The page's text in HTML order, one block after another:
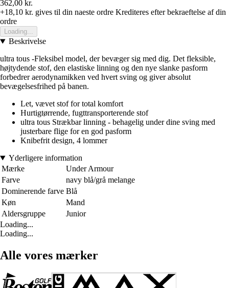
362,00 kr.
+18,10 kr. gives til din naeste ordre Krediteres efter bekraeftelse af din
ordre
Loading...
Beskrivelse
ultra tous -Fleksibel model, der bevæger sig med dig. Det fleksible,
højtydende stof, den elastiske linning og den nye slanke pasform
forbedrer aerodynamikken ved hvert sving og giver absolut
bevægelsesfrihed på banen.
Let, vævet stof for total komfort
Hurtigtørrende, fugttransporterende stof
ultra tous Strækbar linning - behagelig under dine sving med
justerbare flige for en god pasform
Knibefrit design, 4 lommer
Yderligere information
Mærke
Under Armour
Farve
navy blå/grå melange
Dominerende farve Blå
Køn
Mand
Aldersgruppe
Junior
Loading...
Loading...
Alle vores mærker